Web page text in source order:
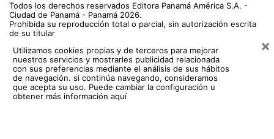
Todos los derechos reservados Editora Panamá América S.A. -
Ciudad de Panamá - Panamá 2026.
Prohibida su reproducción total o parcial, sin autorización escrita
de su titular
Utilizamos cookies propias y de terceros para mejorar
nuestros servicios y mostrarles publicidad relacionada
con sus preferencias mediante el análisis de sus hábitos
de navegación. si continúa navegando, consideramos
que acepta su uso. Puede cambiar la configuración u
obtener más información aquí
×